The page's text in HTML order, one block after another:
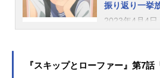
ントが開催み
なった石川県
トの開催が決
れたQRコー
クターと一緒
振り返り一挙
2023年4月4日
話「シトシト
面カット＆あ
『スキップとローファー』第7話